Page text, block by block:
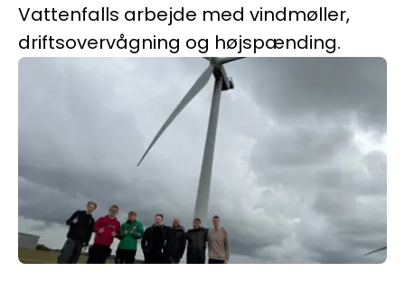
Vattenfalls arbejde med vindmøller,
driftsovervågning og højspænding.